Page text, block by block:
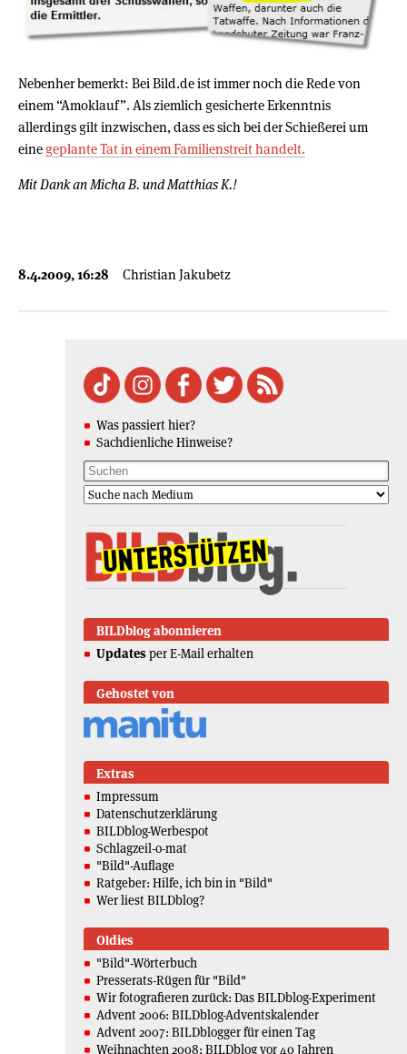
Nebenher bemerkt: Bei Bild.de ist immer noch die Rede von
einem “Amoklauf”. Als ziemlich gesicherte Erkenntnis
allerdings gilt inzwischen, dass es sich bei der Schießerei um
eine geplante Tat in einem Familienstreit handelt.
Mit Dank an Micha B. und Matthias K.!
8.4.2009, 16:28 Christian Jakubetz
Was passiert hier?
Sachdienliche Hinweise?
BILDblog abonnieren
Updates per E-Mail erhalten
Gehostet von
Extras
Impressum
Datenschutzerklärung
BILDblog-Werbespot
Schlagzeil-o-mat
"Bild"-Auflage
Ratgeber: Hilfe, ich bin in "Bild"
Wer liest BILDblog?
Oldies
"Bild"-Wörterbuch
Presserats-Rügen für "Bild"
Wir fotografieren zurück: Das BILDblog-Experiment
Advent 2006: BILDblog-Adventskalender
Advent 2007: BILDblogger für einen Tag
Weihnachten 2008: BILDblog vor 40 Jahren